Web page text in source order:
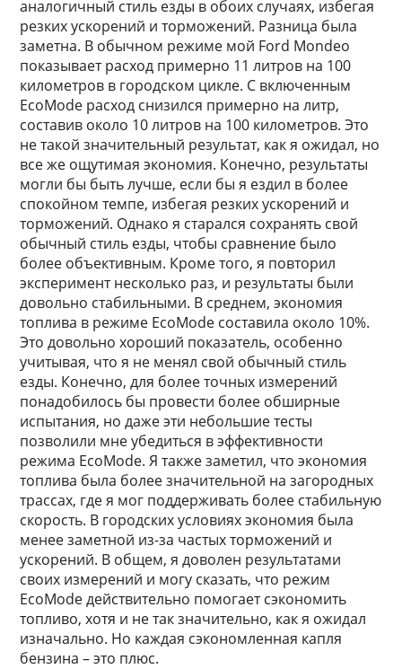
аналогичный стиль езды в обоих случаях, избегая
резких ускорений и торможений. Разница была
заметна. В обычном режиме мой Ford Mondeo
показывает расход примерно 11 литров на 100
километров в городском цикле. С включенным
EcoMode расход снизился примерно на литр,
составив около 10 литров на 100 километров. Это
не такой значительный результат, как я ожидал, но
все же ощутимая экономия. Конечно, результаты
могли бы быть лучше, если бы я ездил в более
спокойном темпе, избегая резких ускорений и
торможений. Однако я старался сохранять свой
обычный стиль езды, чтобы сравнение было
более объективным. Кроме того, я повторил
эксперимент несколько раз, и результаты были
довольно стабильными. В среднем, экономия
топлива в режиме EcoMode составила около 10%.
Это довольно хороший показатель, особенно
учитывая, что я не менял свой обычный стиль
езды. Конечно, для более точных измерений
понадобилось бы провести более обширные
испытания, но даже эти небольшие тесты
позволили мне убедиться в эффективности
режима EcoMode. Я также заметил, что экономия
топлива была более значительной на загородных
трассах, где я мог поддерживать более стабильную
скорость. В городских условиях экономия была
менее заметной из-за частых торможений и
ускорений. В общем, я доволен результатами
своих измерений и могу сказать, что режим
EcoMode действительно помогает сэкономить
топливо, хотя и не так значительно, как я ожидал
изначально. Но каждая сэкономленная капля
бензина – это плюс.